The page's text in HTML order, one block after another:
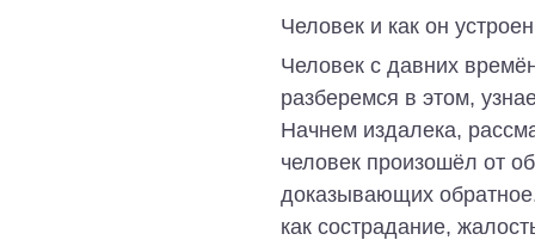
Человек и как он устроен
Человек с давних
разберемся в этом,
Начнем издалека,
человек произошёл от
доказывающих
как сострадание,